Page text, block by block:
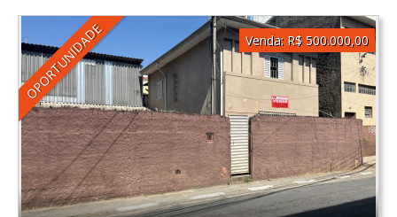
OPORTUNIDADE Venda: R$ 500.000,00